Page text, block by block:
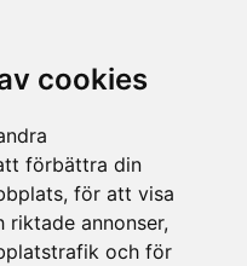
cookies
förbättra din
för att visa
annonser,
och för